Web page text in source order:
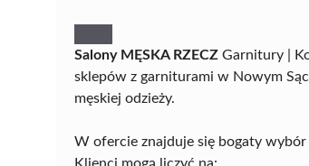
Salony MĘSKA RZECZ Garnitury |
sklepów z garniturami w Nowym
męskiej odzieży.
W ofercie znajduje się bogaty
Klienci mogą liczyć na: